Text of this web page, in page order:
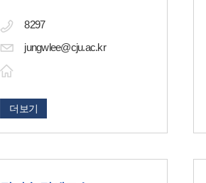
8297
jungwlee@cju.ac.kr
더보기